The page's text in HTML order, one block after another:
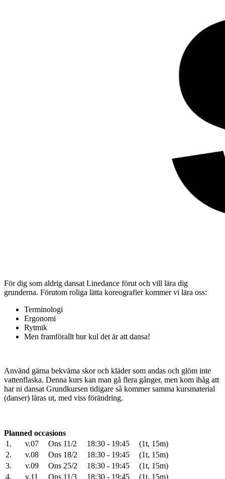
För dig som aldrig dansat Linedance förut och vill lära dig
grunderna. Förutom roliga lätta koreografier kommer vi lära oss:
Terminologi
Ergonomi
Rytmik
Men framförallt hur kul det är att dansa!
Använd gärna bekväma skor och kläder som andas och glöm inte
vattenflaska. Denna kurs kan man gå flera gånger, men kom ihåg att
har ni dansat Grundkursen tidigare så kommer samma kursmaterial
(danser) läras ut, med viss förändring.
Planned occasions
1.
v.07 Ons 11/2 18:30 - 19:45
(1t, 15m)
2.
v.08 Ons 18/2 18:30 - 19:45
(1t, 15m)
3.
v.09 Ons 25/2 18:30 - 19:45
(1t, 15m)
4.
v.11 Ons 11/3 18:30 - 19:45
(1t, 15m)